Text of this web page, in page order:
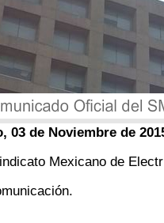
03 de Noviembre de
Mexicano de